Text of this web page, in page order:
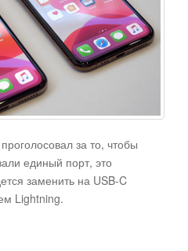
за то, чтобы
единый порт, это
заменить на USB-C
Lightning.